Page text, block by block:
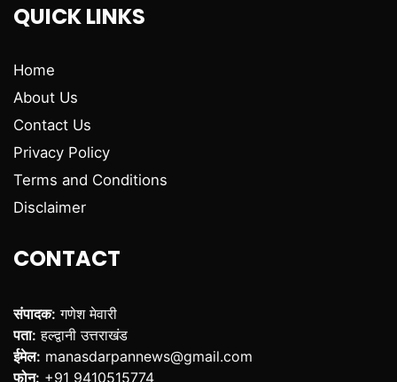
QUICK LINKS
Home
About Us
Contact Us
Privacy Policy
Terms and Conditions
Disclaimer
CONTACT
संपादक: गणेश मेवारी
पता: हल्द्वानी उत्तराखंड
ईमेल: manasdarpannews@gmail.com
फोन: +91 9410515774